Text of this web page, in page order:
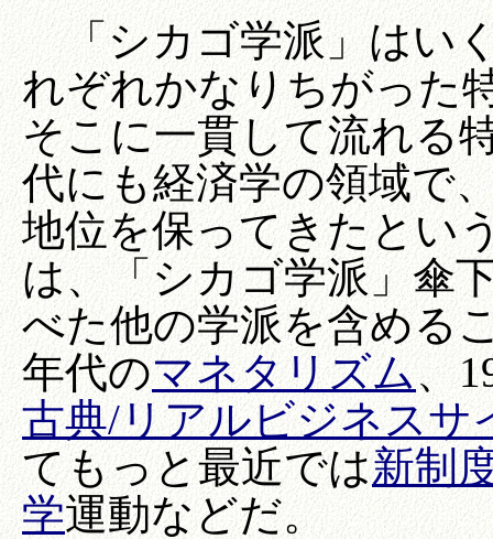
「シカゴ学派」はい
れぞれかなりちがった
そこに一貫して流れる
代にも経済学の領域で
地位を保ってきたとい
は、「シカゴ学派」傘
べた他の学派を含める
年代のマネタリズム、
古典/リアルビジネスサ
てもっと最近では新制
学運動などだ。